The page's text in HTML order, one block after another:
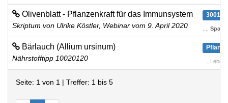
Olivenblatt - Pflanzenkraft für das Immunsystem
Skriptum von Ulrike Köstler, Webinar vom 9. April 2020
Bärlauch (Allium ursinum)
Nährstofftipp 10020120 ...,
Seite: 1 von 1 | Treffer: 1 bis 5